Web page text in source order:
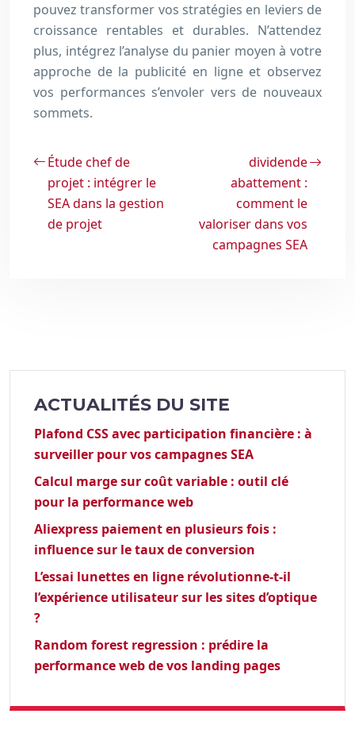
pouvez transformer vos stratégies en leviers de
croissance rentables et durables. N’attendez
plus, intégrez l’analyse du panier moyen à votre
approche de la publicité en ligne et observez
vos performances s’envoler vers de nouveaux
sommets.
Étude chef de
projet : intégrer le
SEA dans la gestion
de projet
dividende
abattement :
comment le
valoriser dans vos
campagnes SEA
ACTUALITÉS DU SITE
Plafond CSS avec participation financière : à
surveiller pour vos campagnes SEA
Calcul marge sur coût variable : outil clé
pour la performance web
Aliexpress paiement en plusieurs fois :
influence sur le taux de conversion
L’essai lunettes en ligne révolutionne-t-il
l’expérience utilisateur sur les sites d’optique
?
Random forest regression : prédire la
performance web de vos landing pages